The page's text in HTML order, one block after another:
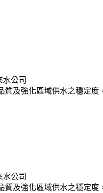
水公司
質及強化區域供水之穩定
水公司
質及強化區域供水之穩定